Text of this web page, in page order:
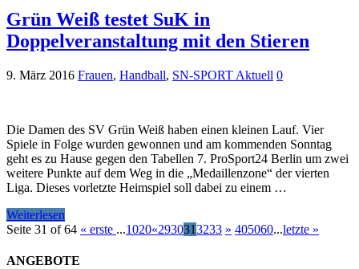
Grün Weiß testet SuK in
Doppelveranstaltung mit den Stieren
9. März 2016 Frauen, Handball, SN-SPORT Aktuell 0
Die Damen des SV Grün Weiß haben einen kleinen Lauf. Vier
Spiele in Folge wurden gewonnen und am kommenden Sonntag
geht es zu Hause gegen den Tabellen 7. ProSport24 Berlin um zwei
weitere Punkte auf dem Weg in die „Medaillenzone“ der vierten
Liga. Dieses vorletzte Heimspiel soll dabei zu einem …
Weiterlesen
Seite 31 of 64 « erste ...1020«2930313233 » 405060...letzte »
ANGEBOTE